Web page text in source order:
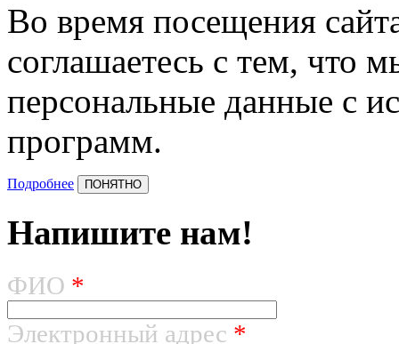
Во время посещения
соглашаетесь с тем, что
персональные данные с
программ.
Подробнее ПОНЯТНО
Напишите нам!
ФИО *
Электронный адрес *